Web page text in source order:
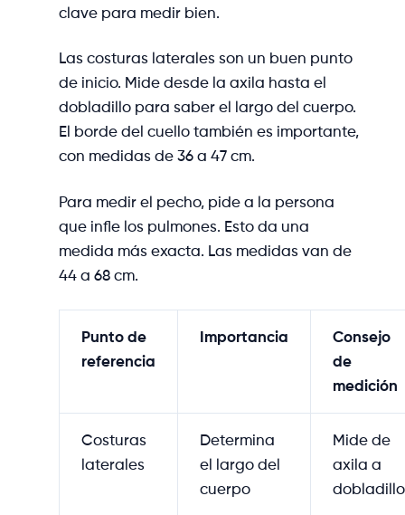
clave para medir bien.
Las costuras laterales son un buen punto
de inicio. Mide desde la axila hasta el
dobladillo para saber el largo del cuerpo.
El borde del cuello también es importante,
con medidas de 36 a 47 cm.
Para medir el pecho, pide a la persona
que infle los pulmones. Esto da una
medida más exacta. Las medidas van de
44 a 68 cm.
Punto de
referencia
Importancia
Consejo
de
medición
Costuras
laterales
Determina
el largo del
cuerpo
Mide de
axila a
dobladillo